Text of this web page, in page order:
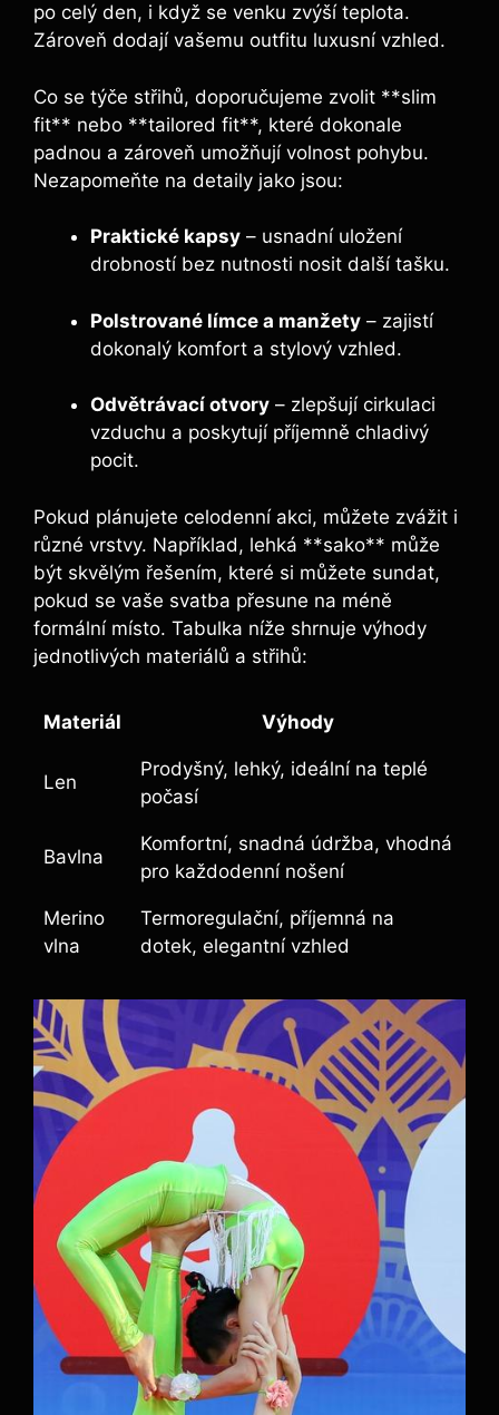
po celý den, i když se venku zvýší teplota.
Zároveň dodají vašemu outfitu luxusní vzhled.
Co se týče střihů, doporučujeme zvolit **slim
fit** nebo **tailored fit**, které dokonale
padnou a zároveň umožňují volnost pohybu.
Nezapomeňte na detaily jako jsou:
Praktické kapsy – usnadní uložení
drobností bez nutnosti nosit další tašku.
Polstrované límce a manžety – zajistí
dokonalý komfort a stylový vzhled.
Odvětrávací otvory – zlepšují cirkulaci
vzduchu a poskytují příjemně chladivý
pocit.
Pokud plánujete celodenní akci, můžete zvážit i
různé vrstvy. Například, lehká **sako** může
být skvělým řešením, které si můžete sundat,
pokud se vaše svatba přesune na méně
formální místo. Tabulka níže shrnuje výhody
jednotlivých materiálů a střihů:
Materiál Výhody
Len
Prodyšný, lehký, ideální na teplé
počasí
Bavlna
Komfortní, snadná údržba, vhodná
pro každodenní nošení
Merino
vlna
Termoregulační, příjemná na
dotek, elegantní vzhled